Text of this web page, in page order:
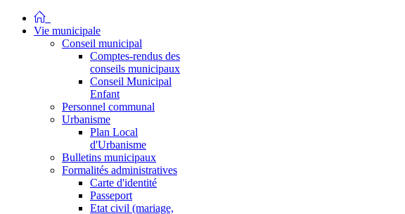
Vie municipale
Conseil municipal
Comptes-rendus des
conseils municipaux
Conseil Municipal
Enfant
Personnel communal
Urbanisme
Plan Local
d'Urbanisme
Bulletins municipaux
Formalités administratives
Carte d'identité
Passeport
Etat civil (mariage,